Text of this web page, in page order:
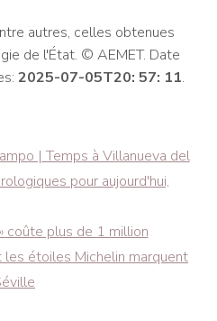
autres, celles obtenues
de l'État. © AEMET. Date
2025-07-05T20: 57: 11.
| Temps à Villanueva del
pour aujourd'hui,
coûte plus de 1 million
les étoiles Michelin marquent